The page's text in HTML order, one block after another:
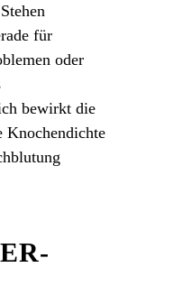
für
oder
bewirkt die
Knochendichte